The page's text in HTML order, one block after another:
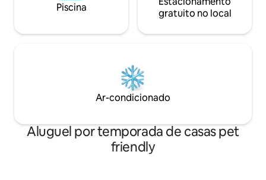
Piscina
gratuito no local
Ar-condicionado
Aluguel por temporada de casas pet
friendly